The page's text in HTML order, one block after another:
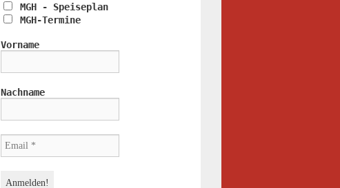
MGH - Speiseplan
MGH-Termine
Vorname
Nachname